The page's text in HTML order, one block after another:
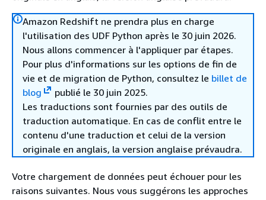
Amazon Redshift ne prendra plus en charge
l'utilisation des UDF Python après le 30 juin 2026.
Nous allons commencer à l'appliquer par étapes.
Pour plus d'informations sur les options de fin de
vie et de migration de Python, consultez le billet de
blog
publié le 30 juin 2025.
Les traductions sont fournies par des outils de
traduction automatique. En cas de conflit entre le
contenu d'une traduction et celui de la version
originale en anglais, la version anglaise prévaudra.
Votre chargement de données peut échouer pour les
raisons suivantes. Nous vous suggérons les approches